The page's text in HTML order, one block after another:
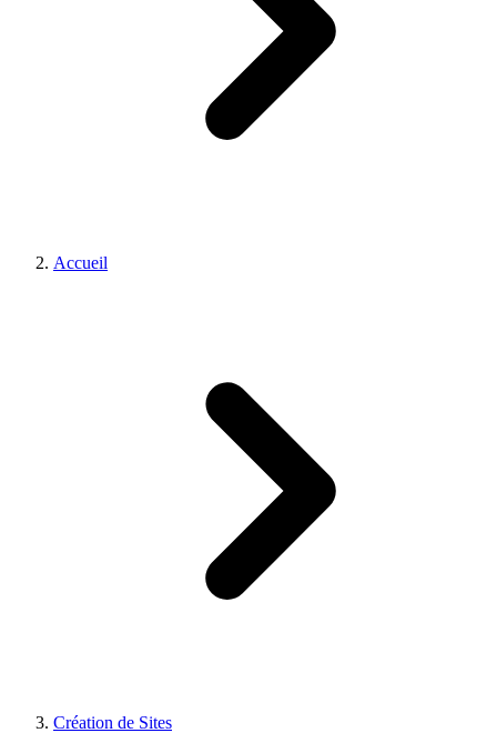
Accueil
Création de Sites